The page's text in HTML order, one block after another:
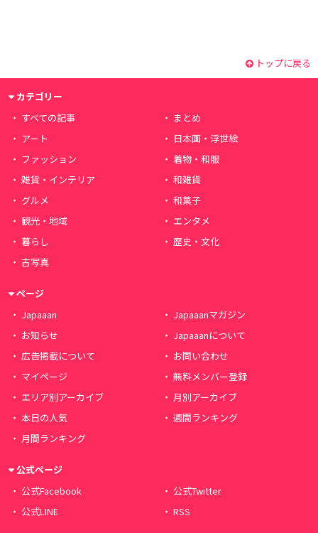
トップに戻る
カテゴリー
すべての記事
まとめ
アート
日本画・浮世絵
ファッション
着物・和服
雑貨・インテリア
和雑貨
グルメ
和菓子
観光・地域
エンタメ
暮らし
歴史・文化
古写真
ページ
Japaaan
Japaaanマガジン
お知らせ
Japaaanについて
広告掲載について
お問い合わせ
マイページ
無料メンバー登録
エリア別アーカイブ
月別アーカイブ
本日の人気
週間ランキング
月間ランキング
公式ページ
公式Facebook
公式Twitter
公式LINE
RSS